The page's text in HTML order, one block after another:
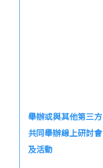
舉辦或與其他第三方
共同舉辦線上研討會
及活動